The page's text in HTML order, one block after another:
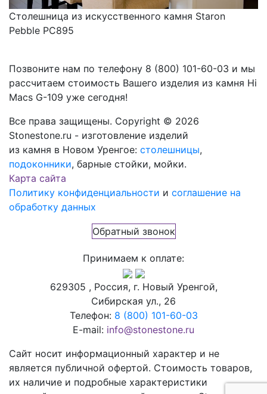
Столешница из искусственного камня Staron
Pebble PC895
Позвоните нам по телефону 8 (800) 101-60-03 и мы
рассчитаем стоимость Вашего изделия из камня Hi
Macs G-109 уже сегодня!
Все права защищены. Copyright © 2026
Stonestone.ru - изготовление изделий
из камня в Новом Уренгое: столешницы,
подоконники, барные стойки, мойки.
Карта сайта
Политику конфиденциальности и соглашение на
обработку данных
Обратный звонок
Принимаем к оплате:
629305 , Россия, г. Новый Уренгой,
Сибирская ул., 26
Телефон: 8 (800) 101-60-03
E-mail: info@stonestone.ru
Сайт носит информационный характер и не
является публичной офертой. Стоимость товаров,
их наличие и подробные характеристики